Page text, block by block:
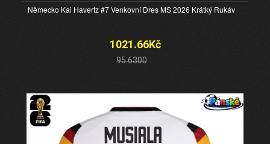
Německo Kai Havertz #7 Venkovní Dres MS 2026 Krátký Rukáv
1021.66Kč
95.6300